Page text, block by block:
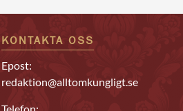
KONTAKTA OSS
Epost:
redaktion@alltomkungligt.se